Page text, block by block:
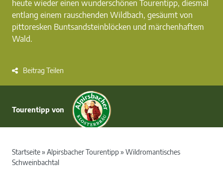
heute wieder einen wunderschönen Tourentipp, diesmal
entlang einem rauschenden Wildbach, gesäumt von
pittoresken Buntsandsteinblöcken und märchenhaftem
Wald.
Beitrag Teilen
Tourentipp von
Startseite» Alpirsbacher Tourentipp» Wildromantisches
Schweinbachtal